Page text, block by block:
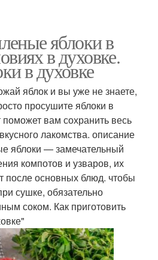
яблоки в
в духовке.
в духовке
яблок и вы уже не знаете,
просушите яблоки в
поможет вам сохранить весь
лакомства. описание
яблоки — замечательный
компотов и узваров, их
после основных блюд. чтобы
сушке, обязательно
соком. Как приготовить